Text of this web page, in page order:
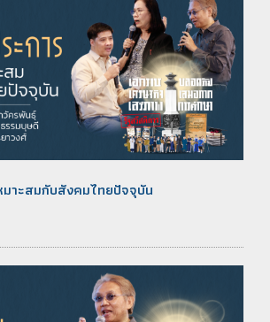
มาะสมกับสังคมไทยปัจจุบัน